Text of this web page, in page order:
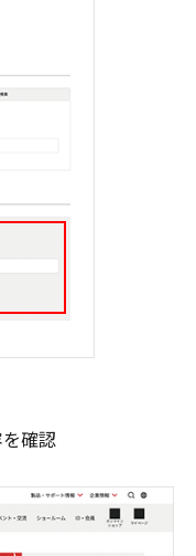
確認